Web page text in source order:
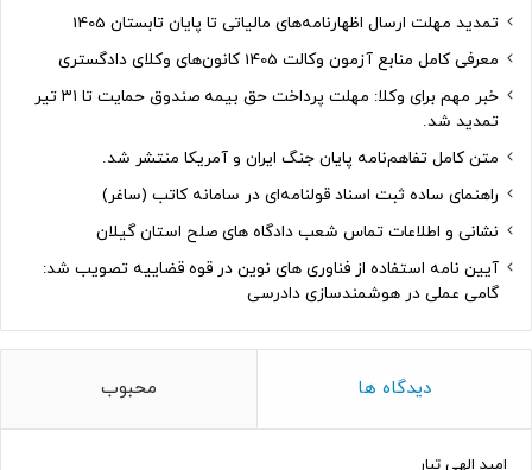
تمدید مهلت ارسال اظهارنامه‌های مالیاتی تا پایان تابستان 1405
معرفی کامل منابع آزمون وکالت 1405 کانون‌های وکلای دادگستری
خبر مهم برای وکلا: مهلت پرداخت حق بیمه صندوق حمایت تا ۳۱ تیر
تمدید شد.
متن کامل تفاهم‌نامه پایان جنگ ایران و آمریکا منتشر شد.
راهنمای ساده ثبت اسناد قولنامه‌ای در سامانه کاتب (ساغر)
نشانی و اطلاعات تماس شعب دادگاه های صلح استان گیلان
آیین نامه استفاده از فناوری های نوین در قوه قضاییه تصویب شد:
گامی عملی در هوشمندسازی دادرسی
دیدگاه ها محبوب
امید الهی تبار